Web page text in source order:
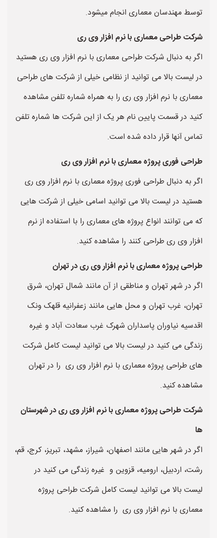
توسط مهندسان معماری انجام میشود.
شرکت طراحی معماری با نرم افزار وی ری
اگر به دنبال شرکت طراحی معماری با نرم افزار وی ری هستید
در لیست بالا می توانید از نظامی خیلی از شرکت های طراحی
معماری با نرم افزار وی ری را به همراه شماره تلفن مشاهده
کنید در قسمت پایین نام هر یک از این شرکت ها شماره تلفن
تماس آنها قرار داده شده است.
طراحی فوری پروژه معماری با نرم افزار وی ری
اگر به دنبال طراحی فوری پروژه معماری با نرم افزار وی ری
هستید در لیست بالا می توانید اسامی خیلی از شرکت هایی
که می توانند انواع پروژه های معماری را با استفاده از نرم
افزار وی ری طراحی کنند را مشاهده کنید.
طراحی پروژه معماری با نرم افزار وی ری در تهران
اگر در شهر تهران و مناطقی از آن مانند شمال تهران، شرق
تهران، غرب تهران و محل هایی مانند زعفرانیه قلهک ونک
اقدسیه نیاوران پاسداران شهرک غرب سعادت آباد و غیره
زندگی می کنید در لیست بالا می توانید لیست کامل شرکت
های طراحی پروژه معماری با نرم افزار وی ری را در تهران
مشاهده کنید.
شرکت طراحی پروژه معماری با نرم افزار وی ری در شهرستان
ها
اگر در شهر هایی مانند اصفهان، شیراز، مشهد، تبریز، کرج، قم،
رشت، اردبیل، ارومیه، قزوین و غیره زندگی می کنید در
لیست بالا می توانید لیست کامل شرکت طراحی پروژه
معماری با نرم افزار وی ری را مشاهده کنید.